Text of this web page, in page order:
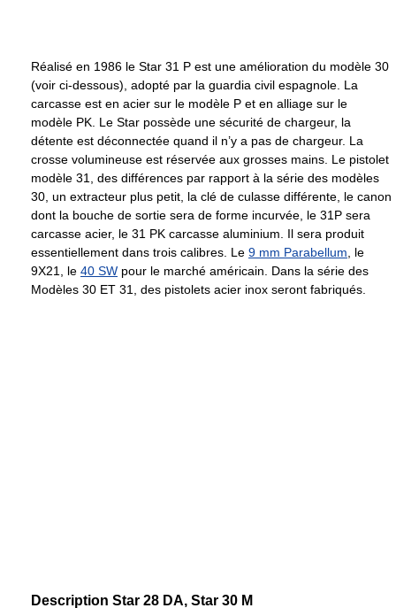
Réalisé en 1986 le Star 31 P est une amélioration du modèle 30
(voir ci-dessous), adopté par la guardia civil espagnole. La
carcasse est en acier sur le modèle P et en alliage sur le
modèle PK. Le Star possède une sécurité de chargeur, la
détente est déconnectée quand il n’y a pas de chargeur. La
crosse volumineuse est réservée aux grosses mains. Le pistolet
modèle 31, des différences par rapport à la série des modèles
30, un extracteur plus petit, la clé de culasse différente, le canon
dont la bouche de sortie sera de forme incurvée, le 31P sera
carcasse acier, le 31 PK carcasse aluminium. Il sera produit
essentiellement dans trois calibres. Le 9 mm Parabellum, le
9X21, le 40 SW pour le marché américain. Dans la série des
Modèles 30 ET 31, des pistolets acier inox seront fabriqués.
Description Star 28 DA, Star 30 M